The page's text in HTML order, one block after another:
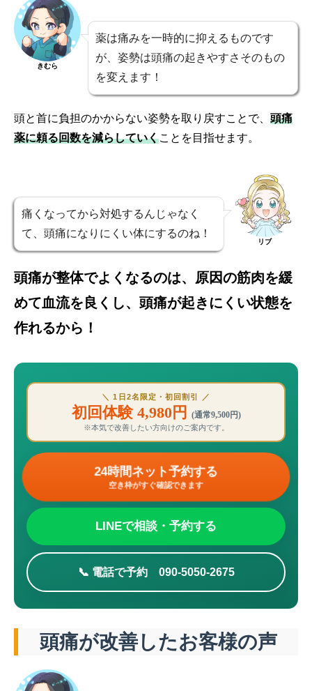
きむら
薬は痛みを一時的に抑えるものです
が、姿勢は頭痛の起きやすさそのもの
を変えます！
頭と首に負担のかからない姿勢を取り戻すことで、 頭痛
薬に頼る回数を減らしていくことを目指せます。
痛くなってから対処するんじゃなく
て、頭痛になりにくい体にするのね！
リブ
頭痛が整体でよくなるのは、原因の筋肉を緩
めて血流を良くし、頭痛が起きにくい状態を
作れるから！
＼ 1日2名限定・初回割引 ／
初回体験 4,980円 (通常9,500円)
※本気で改善したい方向けのご案内です。
24時間ネット予約する
空き枠がすぐ確認できます
LINEで相談・予約する
📞 電話で予約 090-5050-2675
頭痛が改善したお客様の声